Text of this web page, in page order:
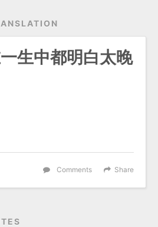
生中都明白太晚
Share
Comments